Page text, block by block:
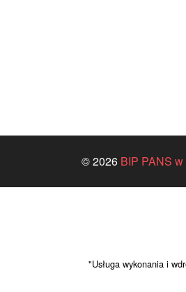
© 2026 BIP PANS w
"Usługa wykonania i